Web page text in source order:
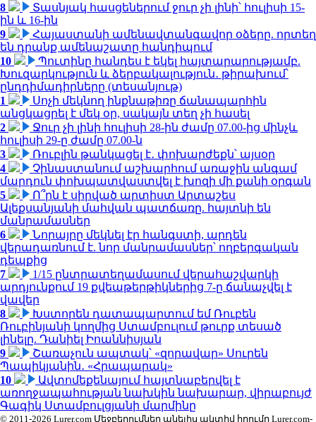
8
Տասնյակ հասցեներում ջուր չի լինի՝ հուլիսի 15-
ին և 16-ին
9
Հայաստանի ամենավտանգավոր օձերը. որտեղ
են դրանք ամենաշատը հանդիպում
10
Պուտինը հանդես է եկել հայտարարությամբ.
Խուզարկություն և ձերբակալություն․ թիրախում՝
ընդդիմադիրները (տեսանյութ)
1
Սոչի մեկնող ինքնաթիռը ճանապարհին
անցկացրել է մեկ օր, սակայն տեղ չի հասել
2
Ջուր չի լինի հուլիսի 28-ին ժամը 07.00-ից մինչև
հուլիսի 29-ը ժամը 07.00-ն
3
Ռուբլին թանկացել է․ փոխարժեքն՝ այսօր
4
Չինաստանում աշխարհում առաջին անգամ
մարդուն փոխպատվաստվել է խոզի մի քանի օրգան
5
Ո՞րն է սիրված արտիստ Արտաշես
Ալեքսանյանի մահվան պատճառը. հայտնի են
մանրամասներ
6
Նորայրը մեկնել էր հանգստի, արդեն
վերադառնում է. նոր մանրամասներ՝ ողբերգական
դեպքից
7
1/15 ընտրատեղամասում վերահաշվարկի
արդյունքում 19 քվեաթերթիկներից 7-ը ճանաչվել է
վավեր
8
Խստորեն դատապարտում եմ Ռուբեն
Ռուբինյանի կողմից Ստամբուլում թուրք տեսած
լինելը. Դանիել Իոաննիսյան
9
Շառաչուն ապտակ՝ «զորավար» Սուրեն
Պապիկյանին․ «Հրապարակ»
10
Ավտոմեքենայում հայտնաբերվել է
առողջապահության նախկին նախարար, վիրաբույժ
Գագիկ Ստամբուլցյանի մարմինը
© 2011-2026 Lurer.com Մեջբերումներ անելիս ակտիվ հղումը Lurer.com-